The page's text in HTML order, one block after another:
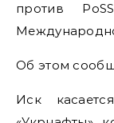
против
Об этом
Иск